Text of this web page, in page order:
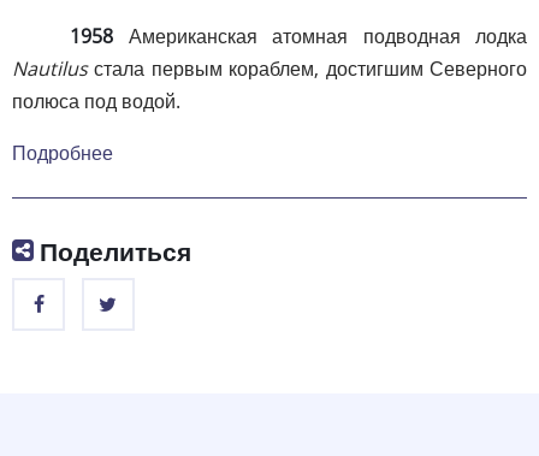
1958 Американская атомная подводная лодка
Nautilusстала первым кораблем, достигшим Северного
полюса под водой.
Подробнее
Поделиться